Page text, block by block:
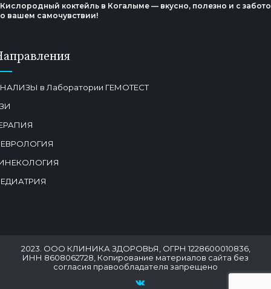
Кислородный коктейль в Когалыме — вкусно, полезно и с
о вашем самочувствии!
в Лаборатории ГЕМОТЕСТ
2023. ООО КЛИНИКА ЗДОРОВЬЯ, ОГРН 1228600010836,
ИНН 8608062728, Копирование материалов сайта без
согласия правообладателя запрещено